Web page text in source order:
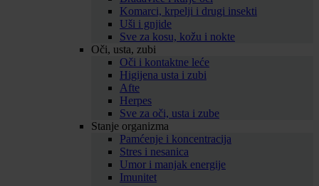
Komarci, krpelji i drugi insekti
Uši i gnjide
Sve za kosu, kožu i nokte
Oči, usta, zubi
Oči i kontaktne leće
Higijena usta i zubi
Afte
Herpes
Sve za oči, usta i zube
Stanje organizma
Pamćenje i koncentracija
Stres i nesanica
Umor i manjak energije
Imunitet